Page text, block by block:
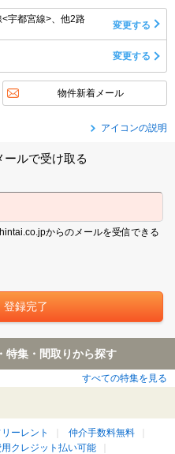
宇都宮線>、他2路
変更する
変更する
物件新着メール
アイコンの説明
ールで受け取る
からのメールを受信できる
特集・間取りから探す
すべての特集を見る
リーレント
仲介手数料無料
クレジット払い可能